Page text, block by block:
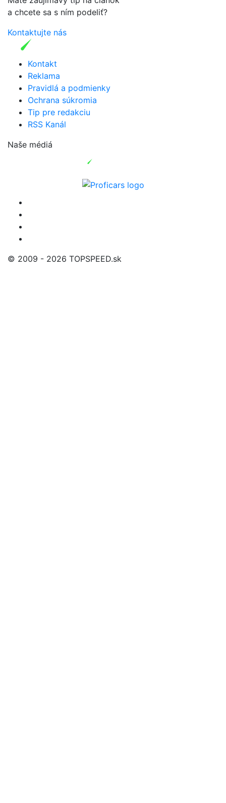
a chcete sa s ním podeliť?
Kontaktujte nás
Kontakt
Reklama
Pravidlá a podmienky
Ochrana súkromia
Tip pre redakciu
RSS Kanál
Naše médiá
© 2009 - 2026 TOPSPEED.sk